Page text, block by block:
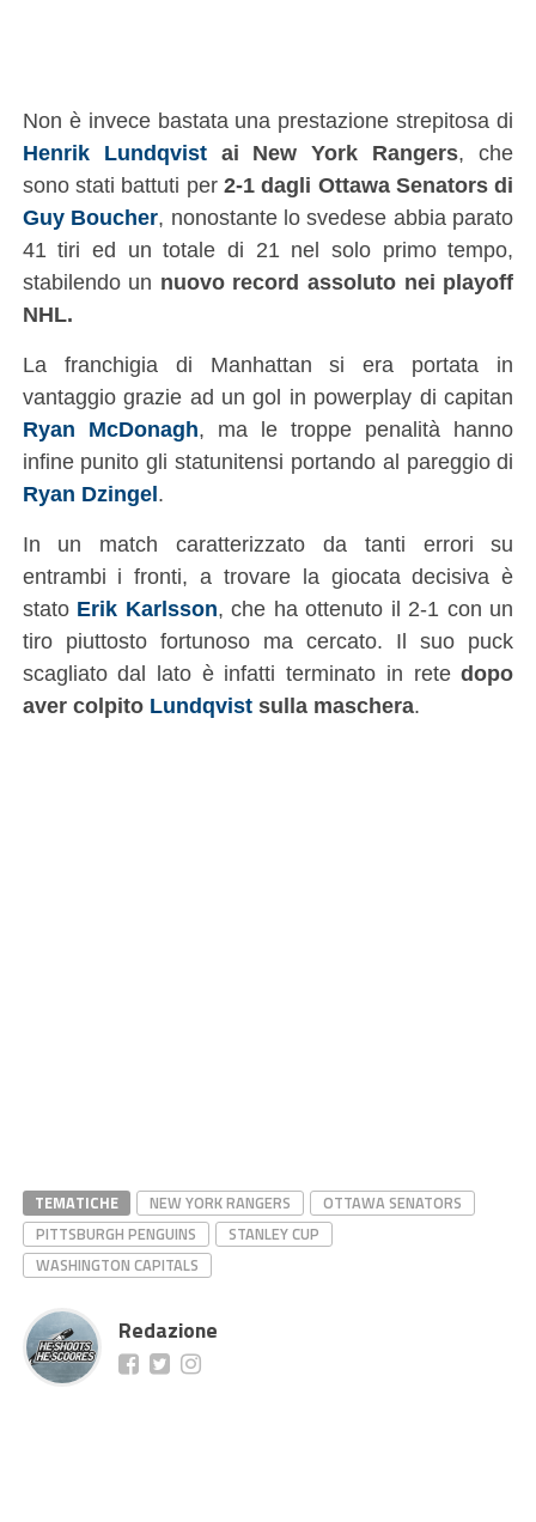
Non è invece bastata una prestazione strepitosa di
Henrik Lundqvistai New York Rangers, che
sono stati battuti per 2-1 dagli Ottawa Senators di
Guy Boucher, nonostante lo svedese abbia parato
41 tiri ed un totale di 21 nel solo primo tempo,
stabilendo un nuovo record assoluto nei playoff
NHL.
La franchigia di Manhattan si era portata in
vantaggio grazie ad un gol in powerplay di capitan
Ryan McDonagh, ma le troppe penalità hanno
infine punito gli statunitensi portando al pareggio di
Ryan Dzingel.
In un match caratterizzato da tanti errori su
entrambi i fronti, a trovare la giocata decisiva è
stato Erik Karlsson, che ha ottenuto il 2-1 con un
tiro piuttosto fortunoso ma cercato. Il suo puck
scagliato dal lato è infatti terminato in retedopo
aver colpito Lundqvistsulla maschera.
TEMATICHE NEW YORK RANGERS
OTTAWA SENATORS
PITTSBURGH PENGUINS
STANLEY CUP
WASHINGTON CAPITALS
Redazione